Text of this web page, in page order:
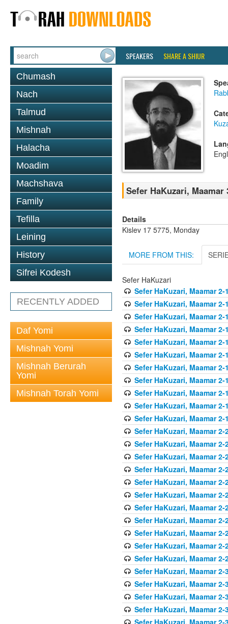
SPEAKERS SHARE A SHIUR
Chumash
Nach
Talmud
Mishnah
Halacha
Moadim
Machshava
Family
Tefilla
Leining
History
Sifrei Kodesh
RECENTLY ADDED
Daf Yomi
Mishnah Yomi
Mishnah Berurah
Yomi
Mishnah Torah Yomi
Sefer HaKuzari, Maamar
Details
Kislev 17 5775, Monday
MORE FROM THIS:
Sefer HaKuzari
Sefer HaKuzari, Maamar 2-
Sefer HaKuzari, Maamar 2-
Sefer HaKuzari, Maamar 2-
Sefer HaKuzari, Maamar 2-
Sefer HaKuzari, Maamar 2-
Sefer HaKuzari, Maamar 2-
Sefer HaKuzari, Maamar 2-
Sefer HaKuzari, Maamar 2-
Sefer HaKuzari, Maamar 2-
Sefer HaKuzari, Maamar 2-
Sefer HaKuzari, Maamar 2-
Sefer HaKuzari, Maamar 2-
Sefer HaKuzari, Maamar 2-
Sefer HaKuzari, Maamar 2-
Sefer HaKuzari, Maamar 2-
Sefer HaKuzari, Maamar 2-
Sefer HaKuzari, Maamar 2-
Sefer HaKuzari, Maamar 2-
Sefer HaKuzari, Maamar 2-
Sefer HaKuzari, Maamar 2-
Sefer HaKuzari, Maamar 2-
Sefer HaKuzari, Maamar 2-
Sefer HaKuzari, Maamar 2-
Sefer HaKuzari, Maamar 2-
Sefer HaKuzari, Maamar 2-
Sefer HaKuzari, Maamar 2-
Sefer HaKuzari, Maamar 2-